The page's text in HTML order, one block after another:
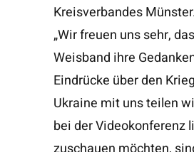
Kreisverbandes
„Wir freuen uns sehr,
Weisband ihre
Eindrücke über den
Ukraine mit uns teilen
bei der Videokonferenz